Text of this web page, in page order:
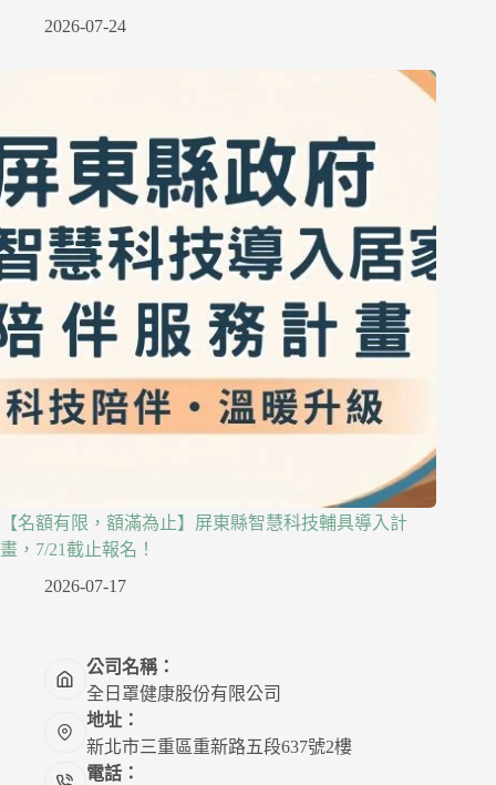
2026-07-24
【名額有限，額滿為止】屏東縣智慧科技輔具導入計
畫，7/21截止報名！
2026-07-17
公司名稱：
全日罩健康股份有限公司
地址：
新北市三重區重新路五段637號2樓
電話：